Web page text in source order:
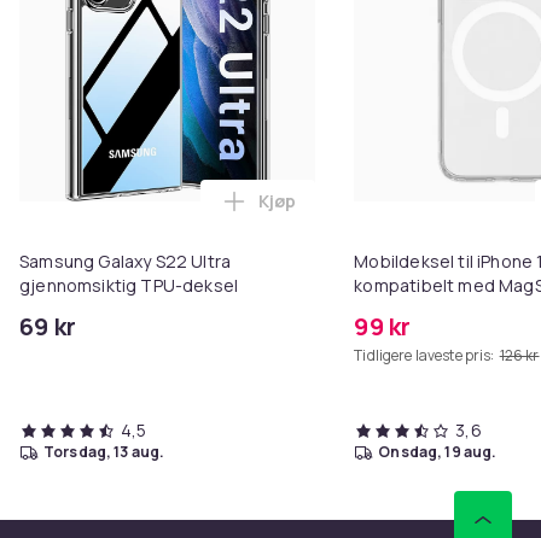
Samsung Galaxy S22 Ultra
gjennomsiktig TPU-deksel
69 kr
Legg Samsung Galaxy S22
Kjøp
4,5
torsdag, 13 aug.
Mobildeksel til iPhone
kompatibelt med
99 kr
Tidligere laveste pris: 126 kr
3,6
onsdag, 19 aug.